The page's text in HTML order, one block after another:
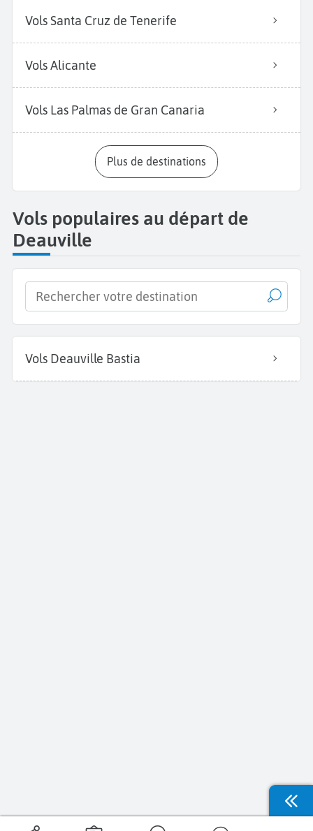
Vols Santa Cruz de Tenerife
Vols Alicante
Vols Las Palmas de Gran Canaria
Plus de destinations
Vols populaires au départ de
Deauville
Vols Deauville Bastia